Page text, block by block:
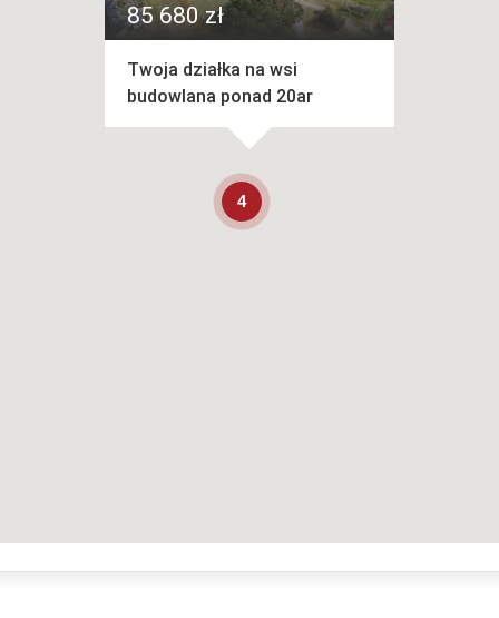
4
85 680 zł
Twoja działka na wsi
budowlana ponad 20ar